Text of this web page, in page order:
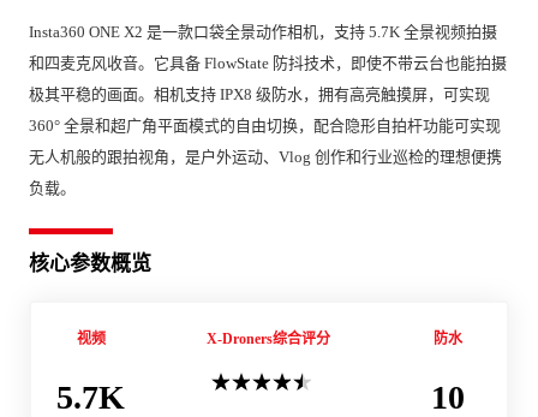
Insta360 ONE X2 是一款口袋全景动作相机，支持 5.7K 全景视频拍摄
和四麦克风收音。它具备 FlowState 防抖技术，即使不带云台也能拍摄
极其平稳的画面。相机支持 IPX8 级防水，拥有高亮触摸屏，可实现
360° 全景和超广角平面模式的自由切换，配合隐形自拍杆功能可实现
无人机般的跟拍视角，是户外运动、Vlog 创作和行业巡检的理想便携
负载。
核心参数概览
X-Droners综合评分
视频
5.7K
防水
10